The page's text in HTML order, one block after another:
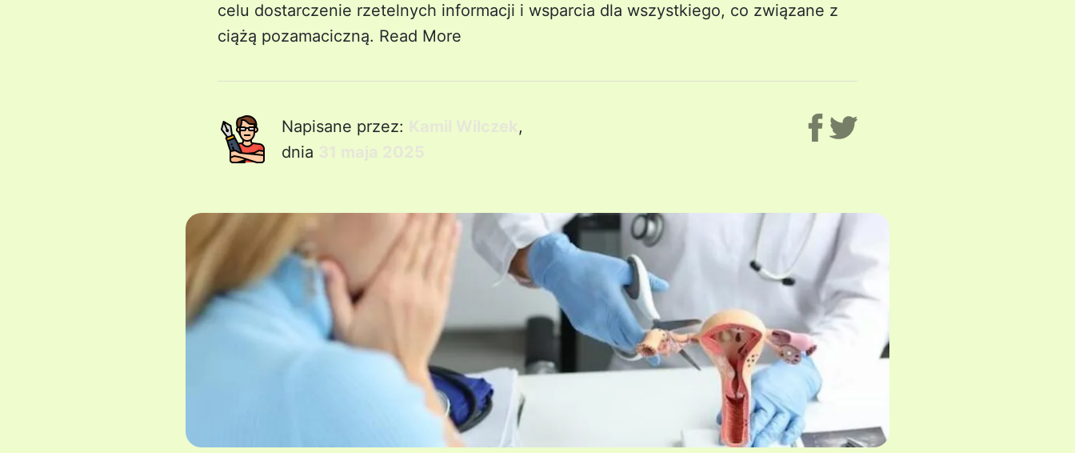
celu dostarczenie rzetelnych informacji i wsparcia dla wszystkiego, co związane z
ciążą pozamaciczną. Read More
Napisane przez:
,
dnia